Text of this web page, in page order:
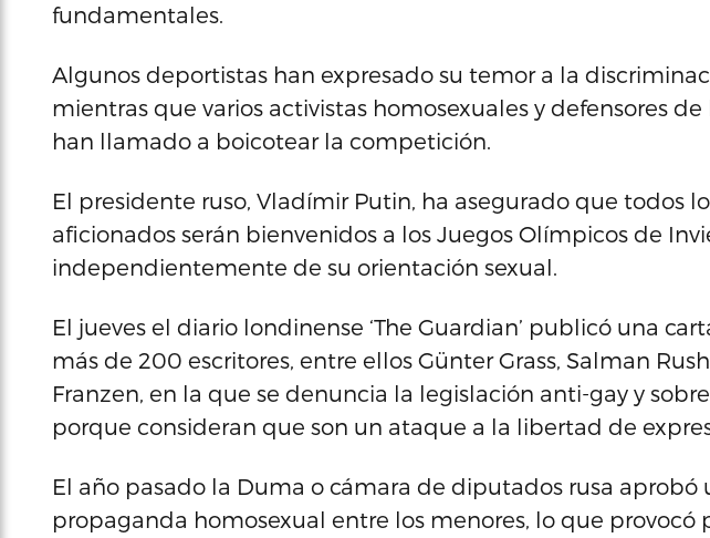
fundamentales.
Algunos deportistas han expresado su temor a la
mientras que varios activistas homosexuales y defensores
han llamado a boicotear la competición.
El presidente ruso, Vladímir Putin, ha asegurado que todos
aficionados serán bienvenidos a los Juegos Olímpicos de
independientemente de su orientación sexual.
El jueves el diario londinense ‘The Guardian’ publicó una
más de 200 escritores, entre ellos Günter Grass, Salman
Franzen, en la que se denuncia la legislación anti-gay y
porque consideran que son un ataque a la libertad de
El año pasado la Duma o cámara de diputados rusa aprobó
propaganda homosexual entre los menores, lo que provocó